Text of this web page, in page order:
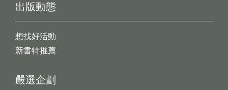
出版動態
想找好活動
新書特推薦
嚴選企劃